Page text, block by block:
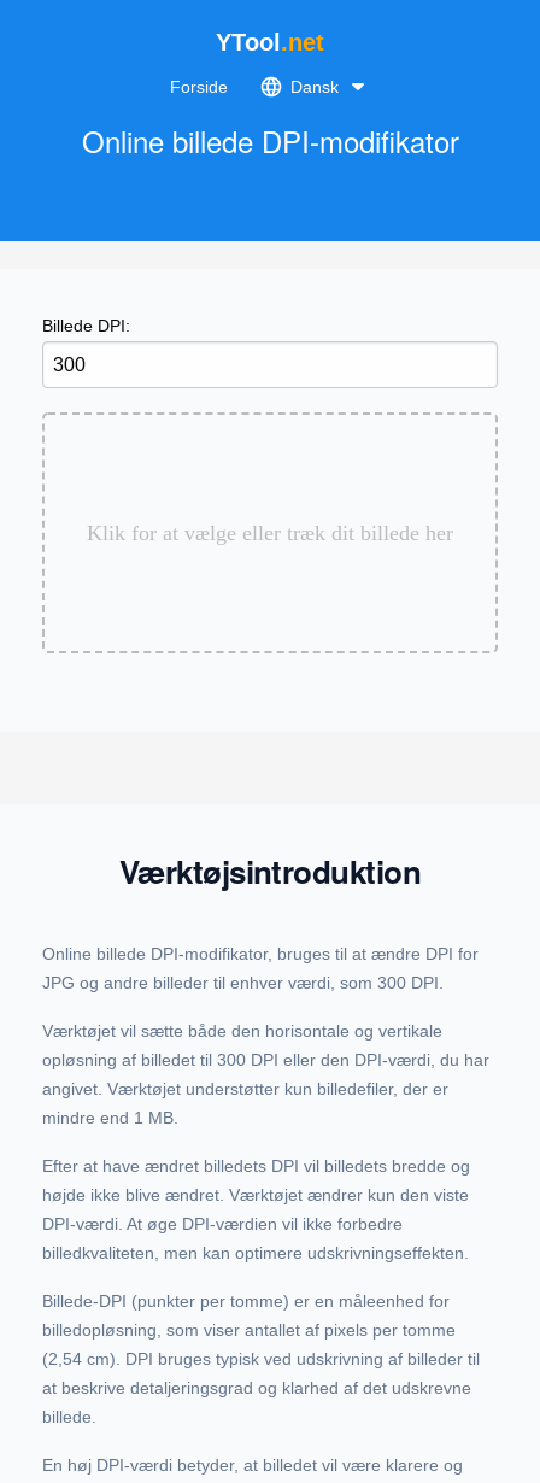
YTool .net
Forside Dansk
Online billede DPI-modifikator
Billede DPI:
Klik for at vælge eller træk dit billede her
Værktøjsintroduktion
Online billede DPI-modifikator, bruges til at ændre DPI for
JPG og andre billeder til enhver værdi, som 300 DPI.
Værktøjet vil sætte både den horisontale og vertikale
opløsning af billedet til 300 DPI eller den DPI-værdi, du har
angivet. Værktøjet understøtter kun billedefiler, der er
mindre end 1 MB.
Efter at have ændret billedets DPI vil billedets bredde og
højde ikke blive ændret. Værktøjet ændrer kun den viste
DPI-værdi. At øge DPI-værdien vil ikke forbedre
billedkvaliteten, men kan optimere udskrivningseffekten.
Billede-DPI (punkter per tomme) er en måleenhed for
billedopløsning, som viser antallet af pixels per tomme
(2,54 cm). DPI bruges typisk ved udskrivning af billeder til
at beskrive detaljeringsgrad og klarhed af det udskrevne
billede.
En høj DPI-værdi betyder, at billedet vil være klarere og